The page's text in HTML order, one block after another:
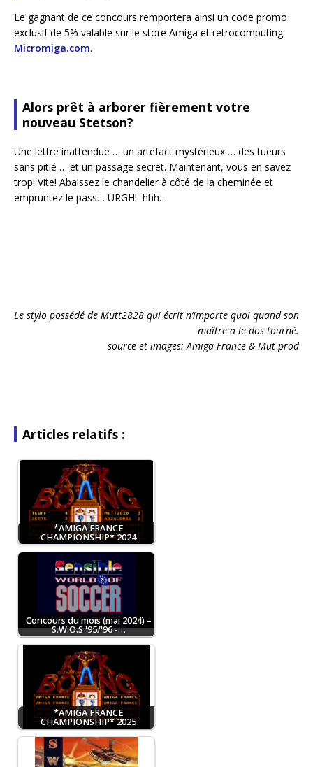
Le gagnant de ce concours remportera ainsi un code promo
exclusif de 5% valable sur le store Amiga et retrocomputing
Micromiga.com.
Alors prêt à arborer fièrement votre
nouveau Stetson?
Une lettre inattendue … un artefact mystérieux … des tueurs
sans pitié … et un passage secret. Maintenant, vous en savez
trop! Vite! Abaissez le chandelier à côté de la cheminée et
empruntez le pass… URGH! hhh…
Le stylo possédé de Mutt2828 qui écrit n’importe quoi quand son
maître a le dos tourné.
source et images: Amiga France & Mut prod
Articles relatifs :
*AMIGA FRANCE
CHAMPIONSHIP* 2024
Concours du mois (mai 2024) –
S.W.O.S '95/'96 -…
*AMIGA FRANCE
CHAMPIONSHIP* 2025